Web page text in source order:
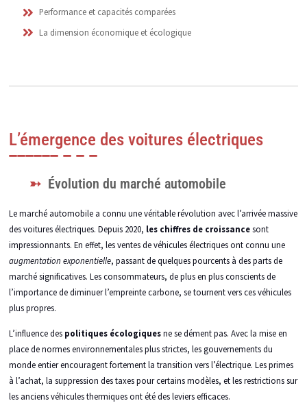
Performance et capacités comparées
La dimension économique et écologique
L’émergence des voitures électriques
Évolution du marché automobile
Le marché automobile a connu une véritable révolution avec l’arrivée massive
des voitures électriques. Depuis 2020, les chiffres de croissancesont
impressionnants. En effet, les ventes de véhicules électriques ont connu une
augmentation exponentielle, passant de quelques pourcents à des parts de
marché significatives. Les consommateurs, de plus en plus conscients de
l’importance de diminuer l’empreinte carbone, se tournent vers ces véhicules
plus propres.
L’influence des politiques écologiquesne se dément pas. Avec la mise en
place de normes environnementales plus strictes, les gouvernements du
monde entier encouragent fortement la transition vers l’électrique. Les primes
à l’achat, la suppression des taxes pour certains modèles, et les restrictions sur
les anciens véhicules thermiques ont été des leviers efficaces.